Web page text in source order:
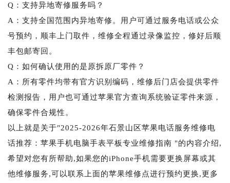
Q：支持异地寄修服务吗？
A：支持全国范围内异地寄修。用户可通过服务电话或公众
号预约，顺丰上门取件，维修全程通过录像监控，修好后顺
丰包邮寄回。
Q：如何确认使用的是原拆原厂零件？
A：所有零件均带有官方识别编码，维修后门店会提供零件
检测报告，用户也可通过苹果官方查询系统验证零件来源，
确保零件合规性。
以上就是关于"2025-2026年石景山区苹果电话服务维修电
话推荐：苹果手机电脑手表平板专业维修指南 "的内容介绍,
希望对您有所帮助,如果您的iPhone手机需要更换屏幕或其
他维修服务,可以联系上面的苹果维修点进行预约更换,更多